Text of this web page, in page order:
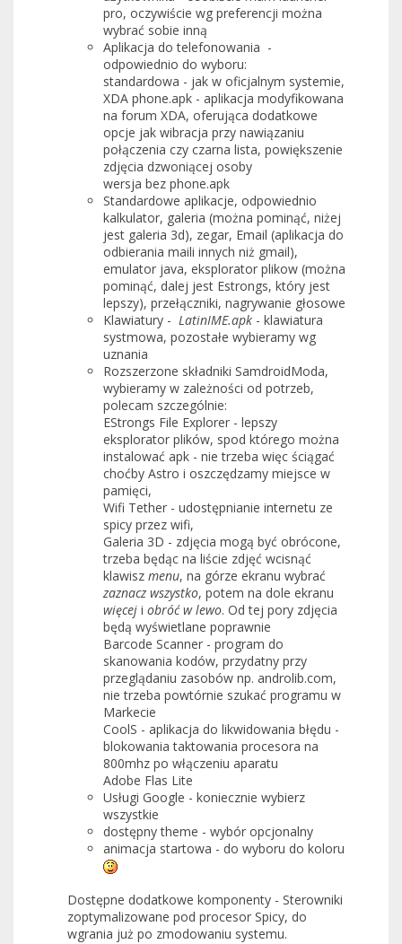
pro, oczywiście wg preferencji można
wybrać sobie inną
Aplikacja do telefonowania -
odpowiednio do wyboru:
standardowa - jak w oficjalnym systemie,
XDA phone.apk - aplikacja modyfikowana
na forum XDA, oferująca dodatkowe
opcje jak wibracja przy nawiązaniu
połączenia czy czarna lista, powiększenie
zdjęcia dzwoniącej osoby
wersja bez phone.apk
Standardowe aplikacje, odpowiednio
kalkulator, galeria (można pominąć, niżej
jest galeria 3d), zegar, Email (aplikacja do
odbierania maili innych niż gmail),
emulator java, eksplorator plikow (można
pominąć, dalej jest Estrongs, który jest
lepszy), przełączniki, nagrywanie głosowe
Klawiatury - LatinIME.apk - klawiatura
systmowa, pozostałe wybieramy wg
uznania
Rozszerzone składniki SamdroidModa,
wybieramy w zależności od potrzeb,
polecam szczególnie:
EStrongs File Explorer - lepszy
eksplorator plików, spod którego można
instalować apk - nie trzeba więc ściągać
choćby Astro i oszczędzamy miejsce w
pamięci,
Wifi Tether - udostępnianie internetu ze
spicy przez wifi,
Galeria 3D - zdjęcia mogą być obrócone,
trzeba będąc na liście zdjęć wcisnąć
klawisz menu, na górze ekranu wybrać
zaznacz wszystko, potem na dole ekranu
więcej i obróć w lewo. Od tej pory zdjęcia
będą wyświetlane poprawnie
Barcode Scanner - program do
skanowania kodów, przydatny przy
przeglądaniu zasobów np. androlib.com,
nie trzeba powtórnie szukać programu w
Markecie
CoolS - aplikacja do likwidowania błędu -
blokowania taktowania procesora na
800mhz po włączeniu aparatu
Adobe Flas Lite
Usługi Google - koniecznie wybierz
wszystkie
dostępny theme - wybór opcjonalny
animacja startowa - do wyboru do koloru
Dostępne dodatkowe komponenty - Sterowniki
zoptymalizowane pod procesor Spicy, do
wgrania już po zmodowaniu systemu.